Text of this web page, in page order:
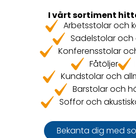
I vårt sortiment
Arbetsstolar och
Sadelstolar
Konferensstolar
Fåtöljer
Kundstolar och
Barstolar och
Soffor och
Bekanta dig med